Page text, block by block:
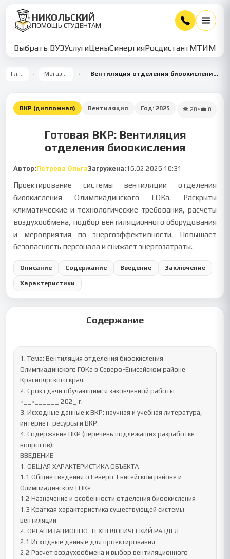
НИКОЛЬСКИЙ
ПОМОЩЬ СТУДЕНТАМ
Выбрать ВУЗУслугиЦеныСинергияРосдистантМТИММУ
Главная Магазин работ Вентиляция отделения биоокисления Олимпиадинского ГОКа в Северо-Енисейском районе Красноярского края
ВКР (дипломная) Вентиляция Год: 2025 👁 28•💼 0
Готовая ВКР: Вентиляция
отделения биоокисления
Автор:Петрова ОльгаЗагружена:16.02.2026 10:31
Проектирование системы вентиляции отделения
биоокисления Олимпиадинского ГОКа. Раскрыты
климатические и технологические требования, расчёты
воздухообмена, подбор вентиляционного оборудования
и мероприятия по энергоэффективности. Повышает
безопасность персонала и снижает энергозатраты.
Описание Содержание Введение Заключение
Характеристики
Содержание
1. Тема: Вентиляция отделения биоокисления
Олимпиадинского ГОКа в Северо-Енисейском районе
Красноярского края.
2. Срок сдачи обучающимся законченной работы
«__»______ 202_ г.
3. Исходные данные к ВКР: научная и учебная литература,
интернет-ресурсы и ВКР.
4. Содержание ВКР (перечень подлежащих разработке
вопросов):
ВВЕДЕНИЕ
1. ОБЩАЯ ХАРАКТЕРИСТИКА ОБЪЕКТА
1.1 Общие сведения о Северо-Енисейском районе и
Олимпиадинском ГОКе
1.2 Назначение и особенности отделения биоокисления
1.3 Краткая характеристика существующей системы
вентиляции
2. ОРГАНИЗАЦИОННО-ТЕХНОЛОГИЧЕСКИЙ РАЗДЕЛ
2.1 Исходные данные для проектирования
2.2 Расчет воздухообмена и выбор вентиляционного